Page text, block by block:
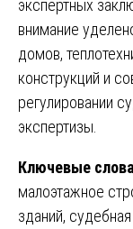
экспертных
внимание
домов,
конструкций и
регулировании
экспертизы.
Ключевые
малоэтажное
зданий,